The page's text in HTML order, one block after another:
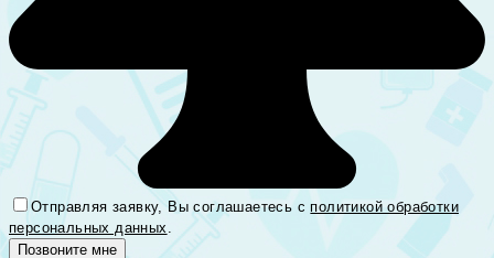
Отправляя заявку, Вы соглашаетесь сполитикой обработки
персональных данных.